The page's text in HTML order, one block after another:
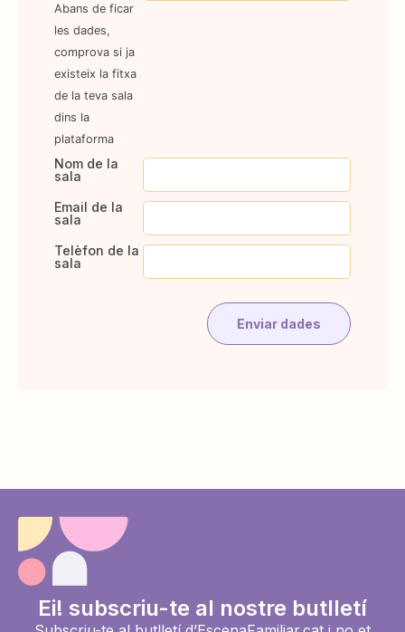
Abans de ficar
les dades,
comprova si ja
existeix la fitxa
de la teva sala
dins la
plataforma
Nom de la
sala
Email de la
sala
Telèfon de la
sala
Enviar dades
Ei! subscriu-te al nostre butlletí